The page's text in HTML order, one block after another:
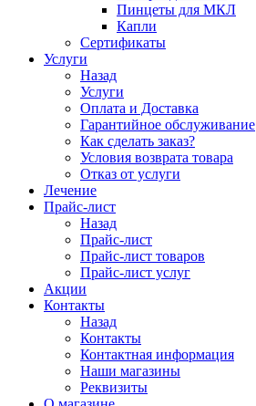
Пинцеты для МКЛ
Капли
Сертификаты
Услуги
Назад
Услуги
Оплата и Доставка
Гарантийное обслуживание
Как сделать заказ?
Условия возврата товара
Отказ от услуги
Лечение
Прайс-лист
Назад
Прайс-лист
Прайс-лист товаров
Прайс-лист услуг
Акции
Контакты
Назад
Контакты
Контактная информация
Наши магазины
Реквизиты